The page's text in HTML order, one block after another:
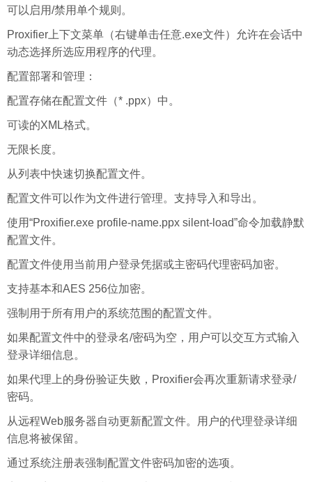
可以启用/禁用单个规则。
Proxifier上下文菜单（右键单击任意.exe文件）允许在会话中
动态选择所选应用程序的代理。
配置部署和管理：
配置存储在配置文件（* .ppx）中。
可读的XML格式。
无限长度。
从列表中快速切换配置文件。
配置文件可以作为文件进行管理。支持导入和导出。
使用“Proxifier.exe profile-name.ppx silent-load”命令加载静默
配置文件。
配置文件使用当前用户登录凭据或主密码代理密码加密。
支持基本和AES 256位加密。
强制用于所有用户的系统范围的配置文件。
如果配置文件中的登录名/密码为空，用户可以交互方式输入
登录详细信息。
如果代理上的身份验证失败，Proxifier会再次重新请求登录/
密码。
从远程Web服务器自动更新配置文件。用户的代理登录详细
信息将被保留。
通过系统注册表强制配置文件密码加密的选项。